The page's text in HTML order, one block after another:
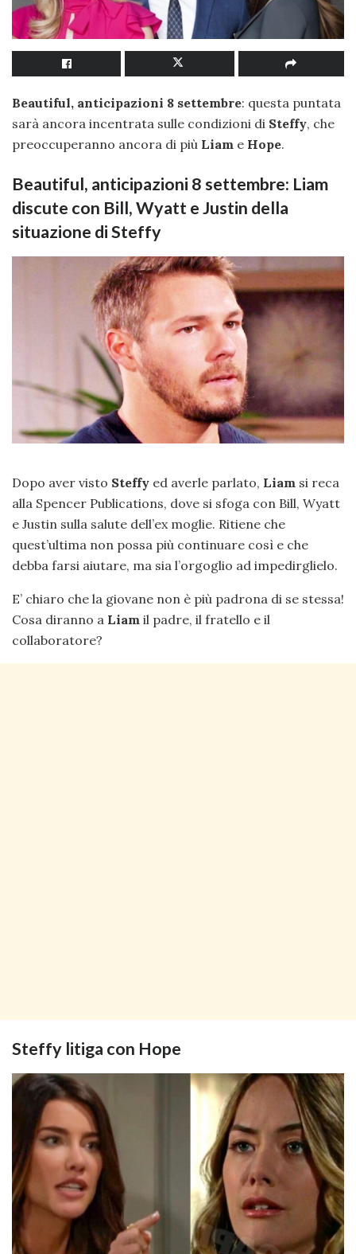
Beautiful, anticipazioni 8 settembre: questa puntata
sarà ancora incentrata sulle condizioni di Steffy, che
preoccuperanno ancora di più Liam e Hope.
Beautiful, anticipazioni 8 settembre: Liam
discute con Bill, Wyatt e Justin della
situazione di Steffy
Dopo aver visto Steffy ed averle parlato, Liam si reca
alla Spencer Publications, dove si sfoga con Bill, Wyatt
e Justin sulla salute dell’ex moglie. Ritiene che
quest’ultima non possa più continuare così e che
debba farsi aiutare, ma sia l’orgoglio ad impedirglielo.
E’ chiaro che la giovane non è più padrona di se stessa!
Cosa diranno a Liam il padre, il fratello e il
collaboratore?
Steffy litiga con Hope